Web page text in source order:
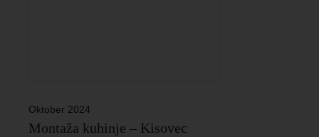
Oktober 2024
Montaža kuhinje – Kisovec